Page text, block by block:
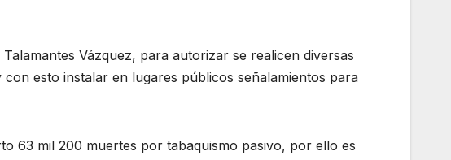
Vázquez, para autorizar se realicen diversas
esto instalar en lugares públicos señalamientos para
63 mil 200 muertes por tabaquismo pasivo, por ello es